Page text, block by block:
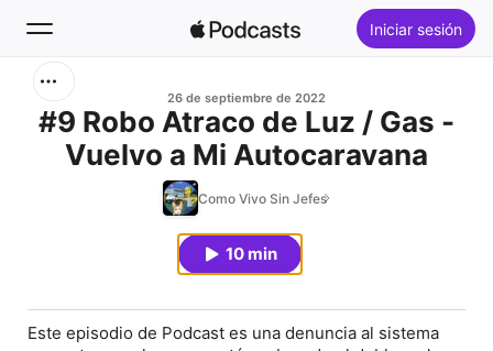
Iniciar sesión
Inicio
26 de septiembre de 2022
#9 Robo Atraco de Luz / Gas -
Vuelvo a Mi Autocaravana
Como Vivo Sin Jefes
10 min
Este episodio de Podcast es una denuncia al sistema